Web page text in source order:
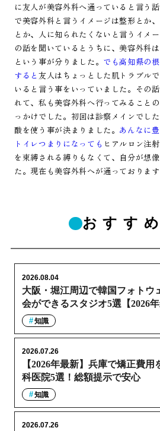
に友人が美容外科へ通っていると言う
で美容外科と言うイメージは整形とか
とか、人に知られたくないと言うイメ
の話を聞いているとうちに、美容外科
という事が分りました。 でも高知県の
すると 友人はちょっとした肌トラブル
いると言う事をいっていました。その
れて、私も美容外科へ行ってみること
っかけでした。初回は診察メインでし
酸を使う事が決まりました。 あんなに
トイレつまりになっても ヒアルロン注
を束縛される縛りもなくて、自分が想
た。現在も美容外科へが通っております
おすす
大阪・堀江周辺で韓国フォトウ
会ができるスタジオ5選【2026年
2026.08.04
知識
【2026年最新】兵庫で矯正費
科医院5選！総額提示で安心
2026.07.26
知識
2026.07.26